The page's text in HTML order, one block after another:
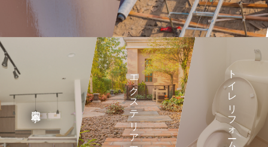
エクステリア工事 トイレリフォーム